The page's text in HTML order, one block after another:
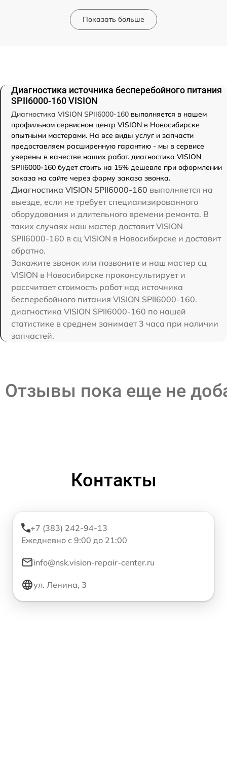
Показать больше
Диагностика источника бесперебойного питания
SPII6000-160 VISION
Диагностика VISION SPII6000-160 выполняется в нашем
профильном сервисном центр VISION в Новосибирске
опытными мастерами. На все виды услуг и запчасти
предоставляем расширенную гарантию - мы в сервисе
уверены в качестве наших работ. диагностика VISION
SPII6000-160 будет стоить на 15% дешевле при оформлении
заказа на сайте через форму заказа звонка.
Диагностика VISION SPII6000-160 выполняется на
выезде, если не требует специализированного
оборудования и длительного времени ремонта. В
таких случаях наш мастер доставит VISION
SPII6000-160 в сц VISION в Новосибирске и доставит
обратно.
Закажите звонок или позвоните и наш мастер сц
VISION в Новосибирске проконсультирует и
рассчитает стоимость работ над источника
бесперебойного питания VISION SPII6000-160.
диагностика VISION SPII6000-160 по нашей
статистике в среднем занимает 3 часа при наличии
запчастей.
Отзывы пока еще не
Контакты
+7 (383) 242-94-13
Ежедневно с 9:00 до 21:00
info@nsk.vision-repair-center.ru
ул. Ленина, 3